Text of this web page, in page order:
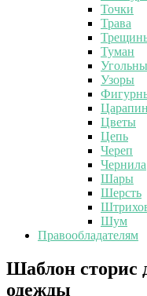
Точки
Трава
Туман
Узоры
Цветы
Цепь
Череп
Чернила
Шары
Шерсть
Шум
Правообладателям
Шаблон
сторис
для
Шаблон сторис
одежды